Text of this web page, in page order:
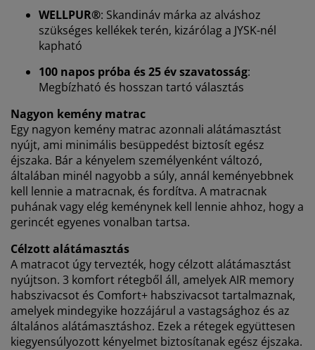
WELLPUR®: Skandináv márka az alváshoz
szükséges kellékek terén, kizárólag a JYSK-nél
kapható
100 napos próba és 25 év szavatosság:
Megbízható és hosszan tartó választás
Nagyon kemény matrac
Egy nagyon kemény matrac azonnali alátámasztást
nyújt, ami minimális besüppedést biztosít egész
éjszaka. Bár a kényelem személyenként változó,
általában minél nagyobb a súly, annál keményebbnek
kell lennie a matracnak, és fordítva. A matracnak
puhának vagy elég keménynek kell lennie ahhoz, hogy a
gerincét egyenes vonalban tartsa.
Célzott alátámasztás
A matracot úgy tervezték, hogy célzott alátámasztást
nyújtson. 3 komfort rétegből áll, amelyek AIR memory
habszivacsot és Comfort+ habszivacsot tartalmaznak,
amelyek mindegyike hozzájárul a vastagsághoz és az
általános alátámasztáshoz. Ezek a rétegek együttesen
kiegyensúlyozott kényelmet biztosítanak egész éjszaka.
Személyre szabott élményt nyújtunk
A JYSK-nél sütiket és mobilazonosítókat használunk a
weboldalunkon tett látogatások kellemes élményének
biztosítása érdekében. A sütik információkat gyűjtenek
Önről a funkcionalitás biztosítása, a statisztikák és a
releváns marketing érdekében.
Marketing sütik elfogadásakor megosztjuk böngészési
adatait marketingpartnerekkel (pl. Google, Meta és
TikTok) személyre szabott és statikus hirdetések
megjelenítése érdekében. A célokról bővebben a
„Módosítás” részben olvashat, és a hozzájárulását a
süti ikonra kattintva visszavonhatja. Az „Összes
elfogadása” gombra kattintva mindhárom célhoz
hozzájárul. Olvasson többet a
gyűjtéséről és feldolgozásáról
, valamint a
süti
szabályzatunkról .